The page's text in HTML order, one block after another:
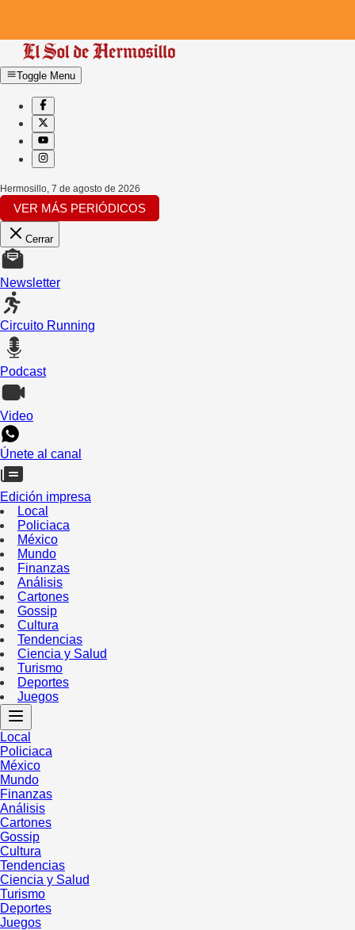
Toggle Menu
Hermosillo 7 de agosto de 2026
VER MÁS PERIÓDICOS
Cerrar
Newsletter
Circuito Running
Podcast
Video
Únete al canal
Edición impresa
Local
Policiaca
México
Mundo
Finanzas
Análisis
Cartones
Gossip
Cultura
Tendencias
Ciencia y Salud
Turismo
Deportes
Juegos
Local
Policiaca
México
Mundo
Finanzas
Análisis
Cartones
Gossip
Cultura
Tendencias
Ciencia y Salud
Turismo
Deportes
Juegos